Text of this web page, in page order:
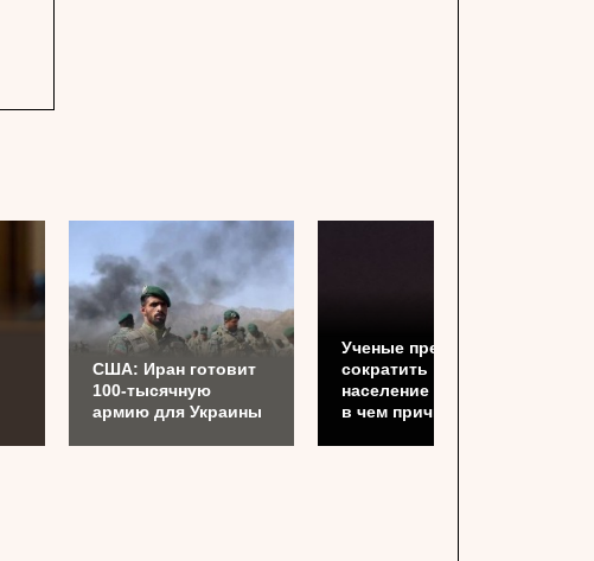
США: Иран готовит
100-тысячную
армию для Украины
Ученые предложили
сократить
население планеты:
в чем причина